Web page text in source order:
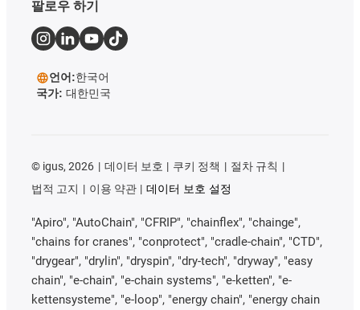
팔로우 하기
언어:한국어
국가: 대한민국
© igus, 2026 데이터 보호 쿠키 정책
절차 규칙
법적 고지
이용 약관 데이터 보호 설정
"Apiro", "AutoChain", "CFRIP", "chainflex", "chainge",
"chains for cranes", "conprotect", "cradle-chain", "CTD",
"drygear", "drylin", "dryspin", "dry-tech", "dryway", "easy
chain", "e-chain", "e-chain systems", "e-ketten", "e-
kettensysteme", "e-loop", "energy chain", "energy chain